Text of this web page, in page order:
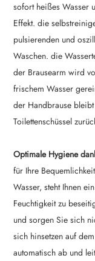
sofort heißes Wasser
Effekt. die
pulsierenden und
Waschen. die
der Brausearm wird
frischem Wasser
der Handbrause
Toilettenschüssel
Optimale Hygiene
für Ihre
Wasser, steht Ihnen
Feuchtigkeit zu
und sorgen Sie sich
sich hinsetzen auf
automatisch ab und